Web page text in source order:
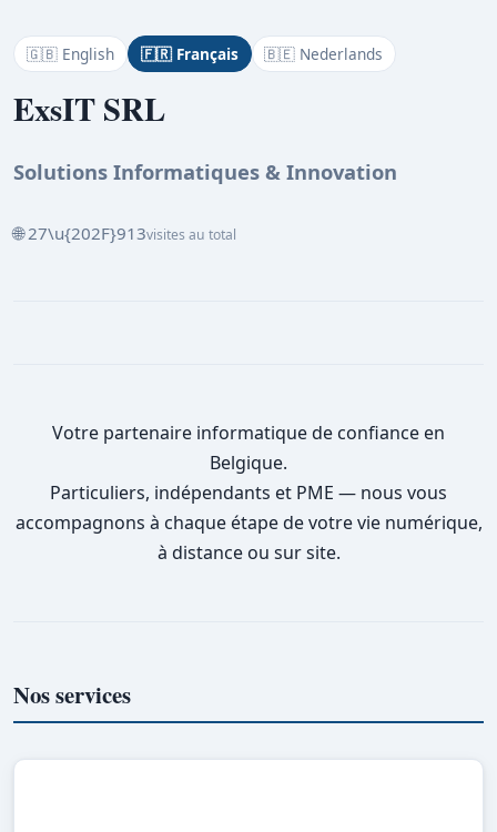
🇬🇧 English 🇫🇷 Français 🇧🇪 Nederlands
ExsIT SRL
Solutions Informatiques & Innovation
🌐 27\u{202F}913visites au total
Votre partenaire informatique de confiance en
Belgique.
Particuliers, indépendants et PME — nous vous
accompagnons à chaque étape de votre vie numérique,
à distance ou sur site.
Nos services